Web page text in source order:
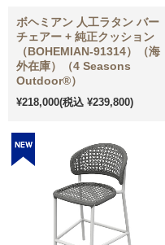
ボヘミアン 人工ラタン バー
チェアー + 純正クッション
（BOHEMIAN-91314）（海
外在庫）（4 Seasons
Outdoor®）
¥218,000(税込 ¥239,800)